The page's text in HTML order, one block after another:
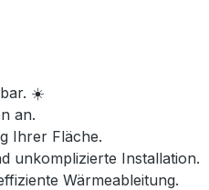
☀️
an.
Ihrer Fläche.
unkomplizierte Installation.
Wärmeableitung.